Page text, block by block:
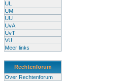
UL
UM
UU
UvA
UvT
VU
Meer links
Rechtenforum
Over Rechtenforum